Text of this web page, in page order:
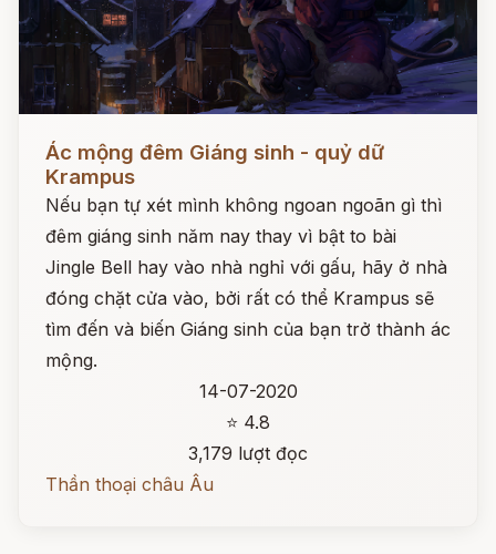
Đọc ngay
Ác mộng đêm Giáng sinh - quỷ dữ
Krampus
Nếu bạn tự xét mình không ngoan ngoãn gì thì
đêm giáng sinh năm nay thay vì bật to bài
Jingle Bell hay vào nhà nghỉ với gấu, hãy ở nhà
đóng chặt cửa vào, bởi rất có thể Krampus sẽ
tìm đến và biến Giáng sinh của bạn trở thành ác
mộng.
14-07-2020
⭐ 4.8
3,179 lượt đọc
Thần thoại châu Âu